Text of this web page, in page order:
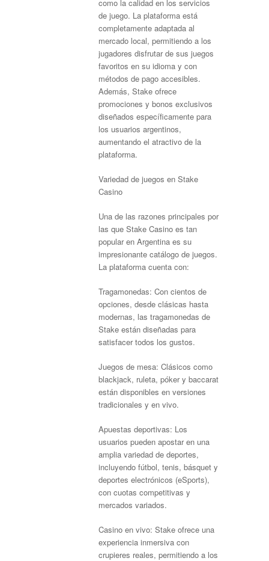
como la calidad en los servicios
de juego. La plataforma está
completamente adaptada al
mercado local, permitiendo a los
jugadores disfrutar de sus juegos
favoritos en su idioma y con
métodos de pago accesibles.
Además, Stake ofrece
promociones y bonos exclusivos
diseñados específicamente para
los usuarios argentinos,
aumentando el atractivo de la
plataforma.
Variedad de juegos en Stake
Casino
Una de las razones principales por
las que Stake Casino es tan
popular en Argentina es su
impresionante catálogo de juegos.
La plataforma cuenta con:
Tragamonedas: Con cientos de
opciones, desde clásicas hasta
modernas, las tragamonedas de
Stake están diseñadas para
satisfacer todos los gustos.
Juegos de mesa: Clásicos como
blackjack, ruleta, póker y baccarat
están disponibles en versiones
tradicionales y en vivo.
Apuestas deportivas: Los
usuarios pueden apostar en una
amplia variedad de deportes,
incluyendo fútbol, tenis, básquet y
deportes electrónicos (eSports),
con cuotas competitivas y
mercados variados.
Casino en vivo: Stake ofrece una
experiencia inmersiva con
crupieres reales, permitiendo a los